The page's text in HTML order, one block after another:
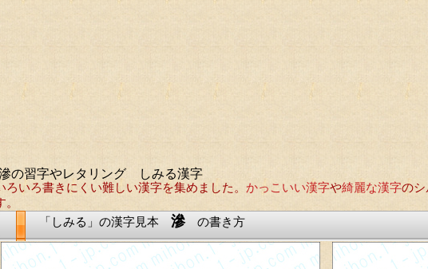
の習字やレタリング しみる漢字
ろいろ書きにくい難しい漢字を集めました。 かっこいい漢字や綺麗な漢字のシ
。
「しみる」の漢字見本 滲の書き方